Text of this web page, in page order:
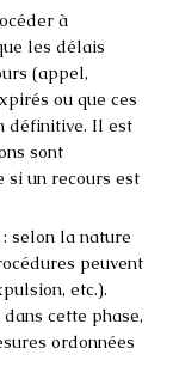
à
les délais
(appel,
ou que ces
définitive. Il est
sont
si un recours est
: selon la nature
peuvent
etc.).
cette phase,
ordonnées